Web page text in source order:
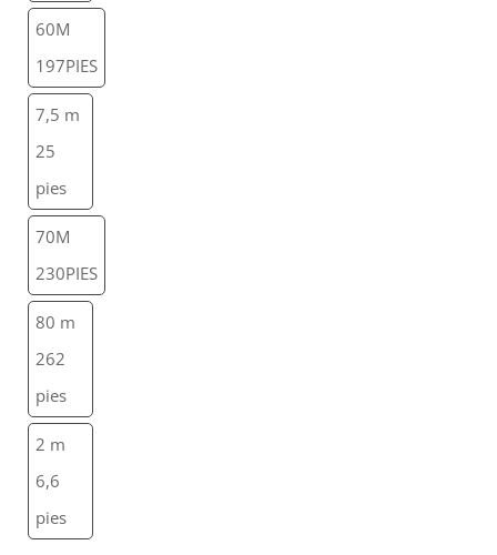
60M
197PIES
7,5 m
25
pies
70M
230PIES
80 m
262
pies
2 m
6,6
pies